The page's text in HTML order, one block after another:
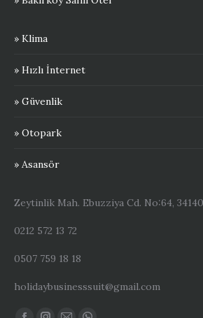
» Klima
» Hızlı İnternet
» Güvenlik
» Otopark
» Asansör
Zeytinlik Mah. Ebuzziya Cd. No:64,
0212 572 13 72
0507 759 18 18
holidaybusinesssuit@gmail.com
Find us on: